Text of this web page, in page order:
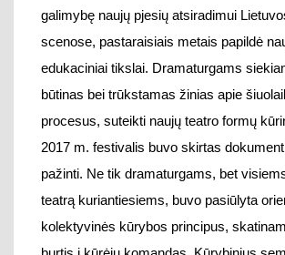
teatrą kuriantiesiems, buvo pasiūlyta
kolektyvinės kūrybos principus,
burtis į kūrėjų komandas. Kūrybinius
dokumentinio teatro ekspertai-praktikai iš
Didžiosios Britanijos
Lenkijos. 2018 m.
buvo
kviečiami ir skatinami, pasak teatro
Martyno Budraičio, kurti scenos meno
„kuriuose sintetinama socialinė ir politinė
Įsivaizduojame, kad tai spektaklis, kurio
ir klausėsi, o dabar pasakoja, ką išgirdę,